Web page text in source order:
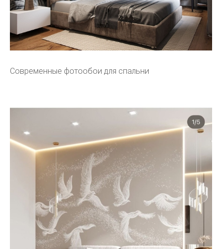
Современные фотообои для спальни